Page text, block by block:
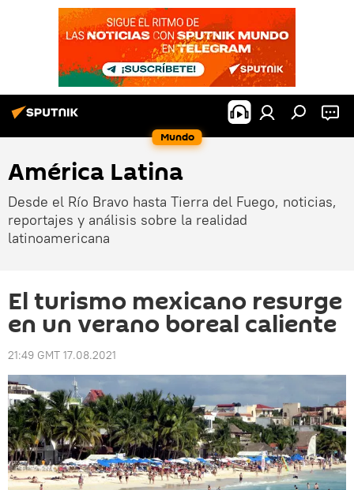
Mundo
América Latina
Desde el Río Bravo hasta Tierra del Fuego, noticias,
reportajes y análisis sobre la realidad
latinoamericana
El turismo mexicano resurge
en un verano boreal caliente
21:49 GMT 17.08.2021